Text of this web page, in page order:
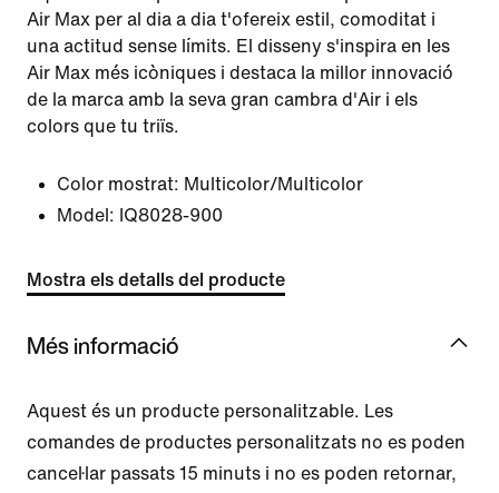
Air Max per al dia a dia t'ofereix estil, comoditat i
una actitud sense límits. El disseny s'inspira en les
Air Max més icòniques i destaca la millor innovació
de la marca amb la seva gran cambra d'Air i els
colors que tu triïs.
Color mostrat: Multicolor/Multicolor
Model: IQ8028-900
Mostra els detalls del producte
Més informació
Aquest és un producte personalitzable. Les
comandes de productes personalitzats no es poden
cancel·lar passats 15 minuts i no es poden retornar,